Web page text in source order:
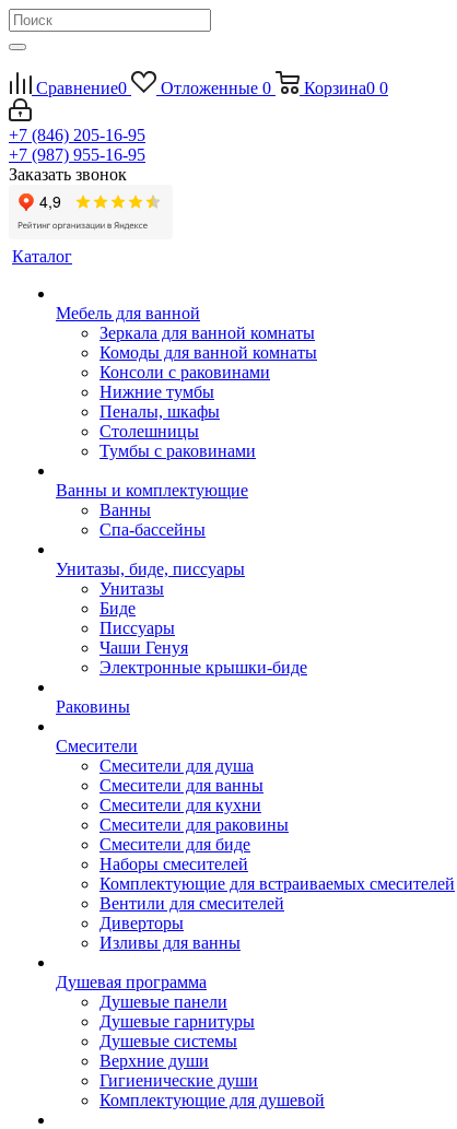
Сравнение0 Отложенные 0 Корзина0 0
+7 (846) 205-16-95
+7 (987) 955-16-95
Заказать звонок
Каталог
Мебель для ванной
Зеркала для ванной комнаты
Комоды для ванной комнаты
Консоли с раковинами
Нижние тумбы
Пеналы, шкафы
Столешницы
Тумбы с раковинами
Ванны и комплектующие
Ванны
Спа-бассейны
Унитазы, биде, писсуары
Унитазы
Биде
Писсуары
Чаши Генуя
Электронные крышки-биде
Раковины
Смесители
Смесители для душа
Смесители для ванны
Смесители для кухни
Смесители для раковины
Смесители для биде
Наборы смесителей
Комплектующие для встраиваемых смесителей
Вентили для смесителей
Диверторы
Изливы для ванны
Душевая программа
Душевые панели
Душевые гарнитуры
Душевые системы
Верхние души
Гигиенические души
Комплектующие для душевой